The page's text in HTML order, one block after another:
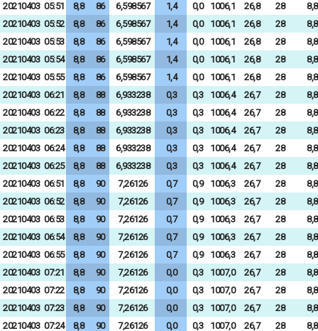
20210403 05:51 8,8 86 6,598567 1,4 0,0 1006,1 26,8 28
8,8
20210403 05:52 8,8 86 6,598567 1,4 0,0 1006,1 26,8 28
8,8
20210403 05:53 8,8 86 6,598567 1,4 0,0 1006,1 26,8 28
8,8
20210403 05:54 8,8 86 6,598567 1,4 0,0 1006,1 26,8 28
8,8
20210403 05:55 8,8 86 6,598567 1,4 0,0 1006,1 26,8 28
8,8
20210403 06:21 8,8 88 6,933238 0,3 0,3 1006,4 26,7 28
8,8
20210403 06:22 8,8 88 6,933238 0,3 0,3 1006,4 26,7 28
8,8
20210403 06:23 8,8 88 6,933238 0,3 0,3 1006,4 26,7 28
8,8
20210403 06:24 8,8 88 6,933238 0,3 0,3 1006,4 26,7 28
8,8
20210403 06:25 8,8 88 6,933238 0,3 0,3 1006,4 26,7 28
8,8
20210403 06:51 8,8 90 7,26126 0,7 0,9 1006,3 26,7 28
8,8
20210403 06:52 8,8 90 7,26126 0,7 0,9 1006,3 26,7 28
8,8
20210403 06:53 8,8 90 7,26126 0,7 0,9 1006,3 26,7 28
8,8
20210403 06:54 8,8 90 7,26126 0,7 0,9 1006,3 26,7 28
8,8
20210403 06:55 8,8 90 7,26126 0,7 0,9 1006,3 26,7 28
8,8
20210403 07:21 8,8 90 7,26126 0,0 0,3 1007,0 26,7 28
8,8
20210403 07:22 8,8 90 7,26126 0,0 0,3 1007,0 26,7 28
8,8
20210403 07:23 8,8 90 7,26126 0,0 0,3 1007,0 26,7 28
8,8
20210403 07:24 8,8 90 7,26126 0,0 0,3 1007,0 26,7 28 8,8